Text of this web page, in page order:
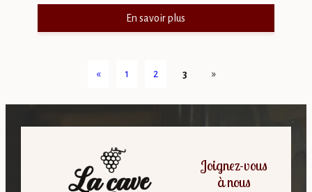
En savoir plus
« 1 2 3 »
Joignez-vous
à nous